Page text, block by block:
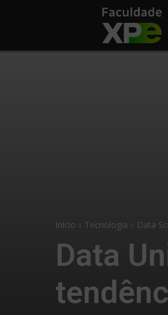
Início Tecnologia Data
Data